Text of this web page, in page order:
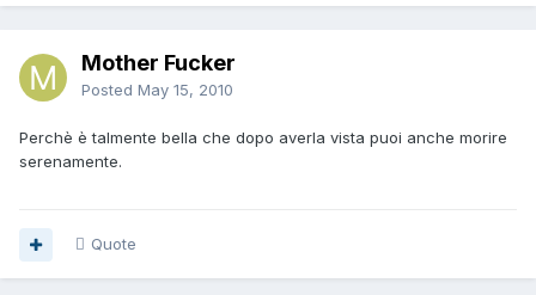
Mother Fucker
Posted May 15, 2010
Perchè è talmente bella che dopo averla vista puoi anche morire
serenamente.
Quote